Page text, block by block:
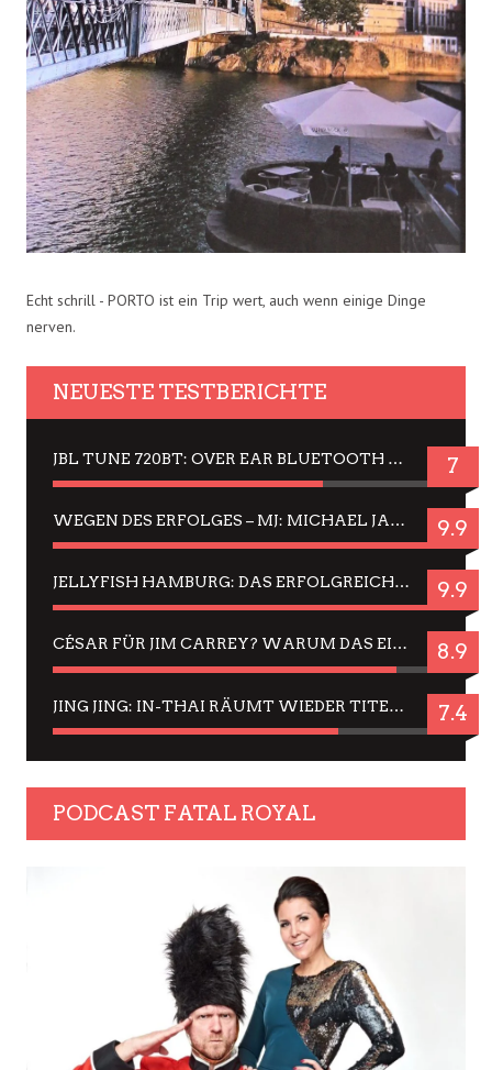
Echt schrill - PORTO ist ein Trip wert, auch wenn einige Dinge
nerven.
NEUESTE TESTBERICHTE
JBL TUNE 720BT: OVER EAR BLUETOOTH KOPFHÖRER UM DIE 50,-€ IM DAUER-TEST 7
WEGEN DES ERFOLGES – MJ: MICHAEL JACKSON MUSICAL IN EINER MATINEE SEHEN 9.9
JELLYFISH HAMBURG: DAS ERFOLGREICHE SOMMER-MENÜ 2025 IN GEFÜHLEN UND BILDERN 9.9
CÉSAR FÜR JIM CARREY? WARUM DAS EINER DER NERVIGSTEN ACTORS IST UND BLEIBT 8.9
JING JING: IN-THAI RÄUMT WIEDER TITEL AB – EIN ZWEI-STUNDEN-ERLEBNISBERICHT 7.4
PODCAST FATAL ROYAL